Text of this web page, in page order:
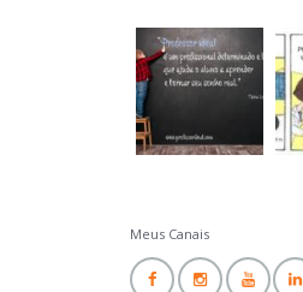
Meus Canais